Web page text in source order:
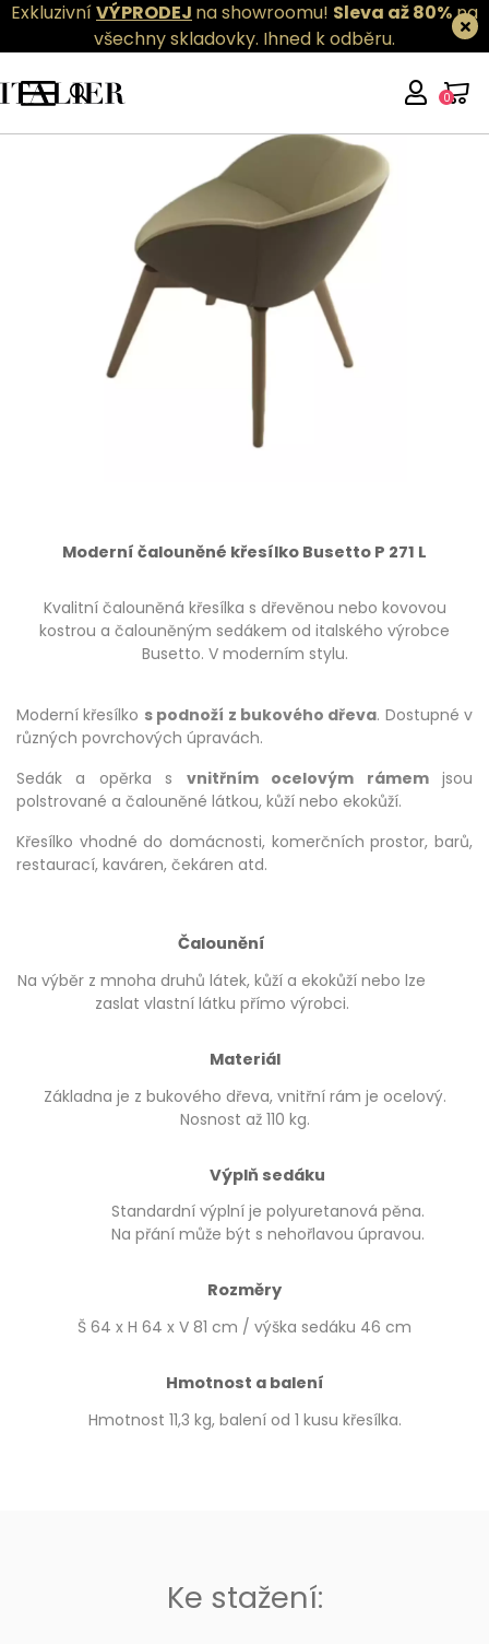
ExkluzivníVÝPRODEJ na showroomu! Sleva až 80%na
všechny skladovky. Ihned k odběru.
0
Moderní čalouněné křesílko Busetto P 271 L
Kvalitní čalouněná křesílka s dřevěnou nebo kovovou
kostrou a čalouněným sedákem od italského výrobce
Busetto. V moderním stylu.
Moderní křesílko s podnoží z bukového dřeva. Dostupné v
různých povrchových úpravách.
Sedák a opěrka s vnitřním ocelovým rámemjsou
polstrované a čalouněné látkou, kůží nebo ekokůží.
Křesílko vhodné do domácnosti, komerčních prostor, barů,
restaurací, kaváren, čekáren atd.
Čalounění
Na výběr z mnoha druhů látek, kůží a ekokůží nebo lze
zaslat vlastní látku přímo výrobci.
Materiál
Základna je z bukového dřeva, vnitřní rám je ocelový.
Nosnost až 110 kg.
Výplň sedáku
Standardní výplní je polyuretanová pěna.
Na přání může být s nehořlavou úpravou.
Rozměry
Š 64 x H 64 x V 81 cm / výška sedáku 46 cm
Hmotnost a balení
Hmotnost 11,3 kg, balení od 1 kusu křesílka.
Ke stažení: